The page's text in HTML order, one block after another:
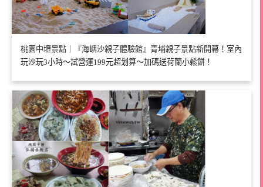
桃園中壢景點｜『海嶼沙親子體驗館』青埔親子景點新開幕！室內
玩沙玩3小時～試營運199元超划算～加碼送荷蘭小鬆餅！